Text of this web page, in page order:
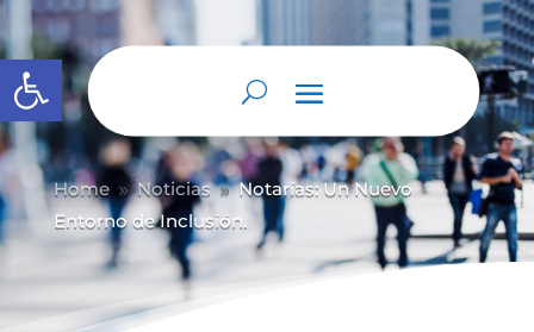
Abrir barra de herramientas
Home 9 Noticias 9 Notarías: Un Nuevo
Entorno de Inclusión.